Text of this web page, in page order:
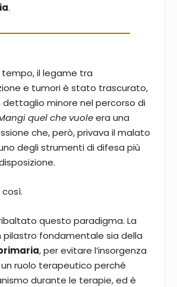
.
il legame tra
e tumori è stato trascurato,
dettaglio minore nel percorso di
quel che vuoleera una
che, però, privava il malato
degli strumenti di difesa più
questo paradigma. La
pilastro fondamentale sia della
, per evitare l’insorgenza
ruolo terapeutico perché
durante le terapie, ed è